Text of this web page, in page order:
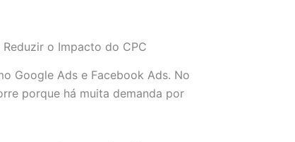
o Impacto do CPC
Google Ads e Facebook Ads. No
porque há muita demanda por